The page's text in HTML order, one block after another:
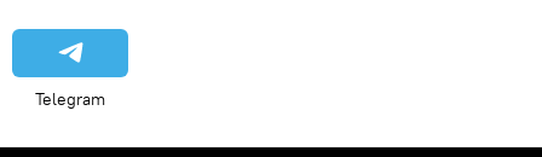
Telegram